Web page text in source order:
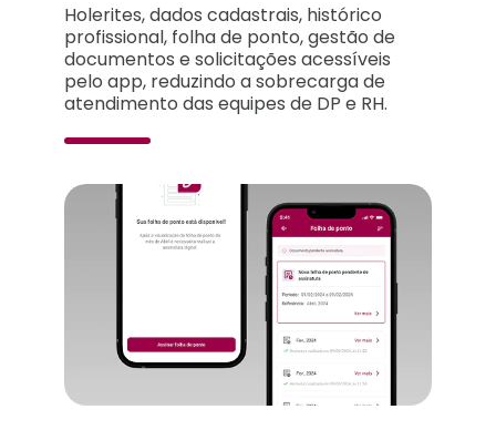
Holerites, dados cadastrais, histórico
profissional, folha de ponto, gestão de
documentos e solicitações acessíveis
pelo app, reduzindo a sobrecarga de
atendimento das equipes de DP e RH.